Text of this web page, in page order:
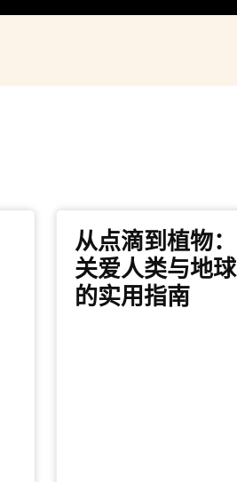
从点滴到植物：
关爱人类与地球
的实用指南